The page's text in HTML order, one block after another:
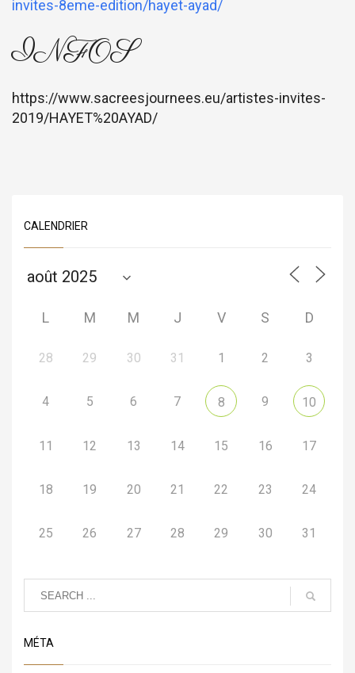
invites-8eme-edition/hayet-ayad/
INFOS
https://www.sacreesjournees.eu/artistes-invites-
2019/HAYET%20AYAD/
CALENDRIER
L M M J V S D
28 29 30 31 1 2 3
4 5 6 7 8 9 10
11 12 13 14 15 16 17
18 19 20 21 22 23 24
25 26 27 28 29 30 31
MÉTA